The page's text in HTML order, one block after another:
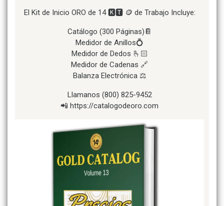
El Kit de Inicio ORO de 14 🅺🆃 🪙 de Trabajo Incluye:
Catálogo (300 Páginas)📔
Medidor de Anillos💍
Medidor de Dedos 🫰🏻
Medidor de Cadenas 🔗
Balanza Electrónica ⚖️
Llamanos (800) 825-9452
📲 https://catalogodeoro.com